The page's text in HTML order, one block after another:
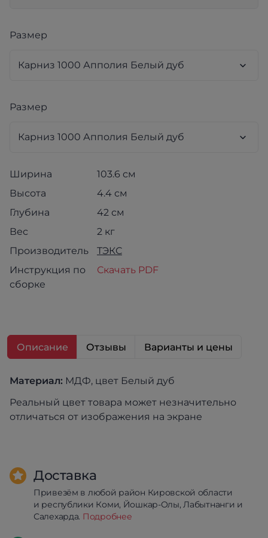
Размер
Размер
Ширина
103.6 см
Высота
4.4 см
Глубина
42 см
Вес
2 кг
Производитель
ТЭКС
Инструкция по
сборке
Скачать PDF
Описание Отзывы Варианты и цены
Материал: МДФ, цвет Белый дуб
Реальный цвет товара может незначительно
отличаться от изображения на экране
Доставка
Привезём в любой район Кировской области
и республики Коми, Йошкар-Олы, Лабытнанги и
Салехарда. Подробнее